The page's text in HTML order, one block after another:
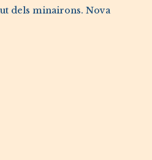
dels minairons. Nova